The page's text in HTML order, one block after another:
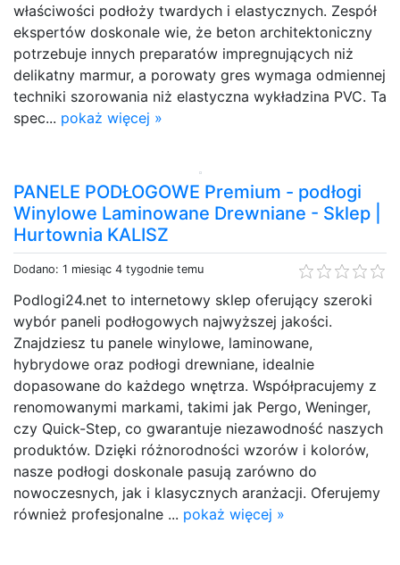
właściwości podłoży twardych i elastycznych. Zespół
ekspertów doskonale wie, że beton architektoniczny
potrzebuje innych preparatów impregnujących niż
delikatny marmur, a porowaty gres wymaga odmiennej
techniki szorowania niż elastyczna wykładzina PVC. Ta
spec... pokaż więcej »
PANELE PODŁOGOWE Premium - podłogi
Winylowe Laminowane Drewniane - Sklep |
Hurtownia KALISZ
Dodano: 1 miesiąc 4 tygodnie temu
Podlogi24.net to internetowy sklep oferujący szeroki
wybór paneli podłogowych najwyższej jakości.
Znajdziesz tu panele winylowe, laminowane,
hybrydowe oraz podłogi drewniane, idealnie
dopasowane do każdego wnętrza. Współpracujemy z
renomowanymi markami, takimi jak Pergo, Weninger,
czy Quick-Step, co gwarantuje niezawodność naszych
produktów. Dzięki różnorodności wzorów i kolorów,
nasze podłogi doskonale pasują zarówno do
nowoczesnych, jak i klasycznych aranżacji. Oferujemy
również profesjonalne ... pokaż więcej »